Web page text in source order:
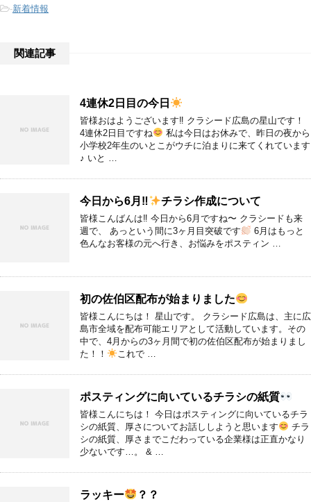
-新着情報
関連記事
4連休2日目の今日
皆様おはようございます‼︎ クラシード広島の星山です！
4連休2日目ですね
私は今日はお休みで、昨日の夜から
小学校2年生のいとこがウチに泊まりに来てくれています
♪ いと …
今日から6月‼︎ チラシ作成について
皆様こんばんは‼︎ 今日から6月ですね〜 クラシードも来
週で、 あっという間に3ヶ月目突破です
6月はもっと
色んなお客様の元へ行き、お悩みをポスティン …
初の佐伯区配布が始まりました
皆様こんにちは！ 星山です。 クラシード広島は、主に広
島市全域を配布可能エリアとして活動しています。その
中で、4月からの3ヶ月間で初の佐伯区配布が始まりまし
た！！
これで …
ポスティングに向いているチラシの紙質
皆様こんにちは！ 今日はポスティングに向いているチラ
シの紙質、厚さについてお話ししようと思います
チラ
シの紙質、厚さまでこだわっている企業様は正直かなり
少ないです…。 & …
ラッキー ？？